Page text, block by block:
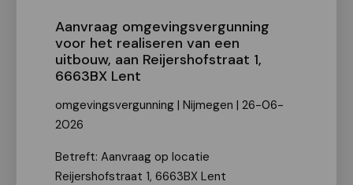
Aanvraag omgevingsvergunning
voor het realiseren van een
uitbouw, aan Reijershofstraat 1,
6663BX Lent
omgevingsvergunning | Nijmegen | 26-06-
2026
Betreft: Aanvraag op locatie
Reijershofstraat 1, 6663BX Lent